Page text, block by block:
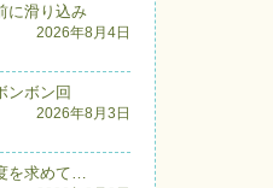
に滑り込み
2026年8月4日
ンボン回
2026年8月3日
を求めて…